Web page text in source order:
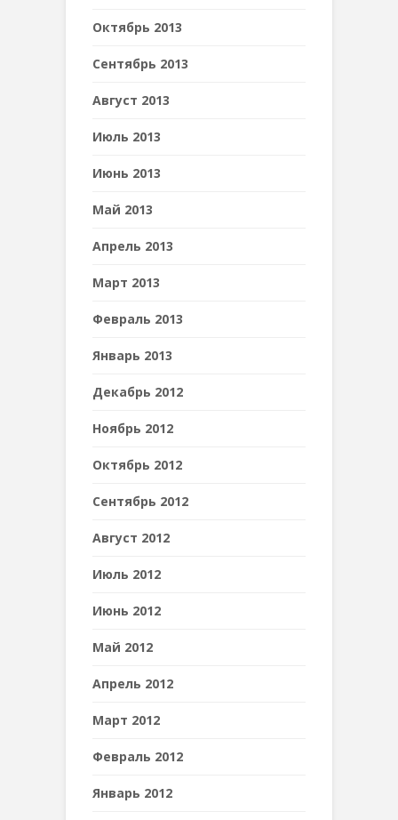
Октябрь 2013
Сентябрь 2013
Август 2013
Июль 2013
Июнь 2013
Май 2013
Апрель 2013
Март 2013
Февраль 2013
Январь 2013
Декабрь 2012
Ноябрь 2012
Октябрь 2012
Сентябрь 2012
Август 2012
Июль 2012
Июнь 2012
Май 2012
Апрель 2012
Март 2012
Февраль 2012
Январь 2012